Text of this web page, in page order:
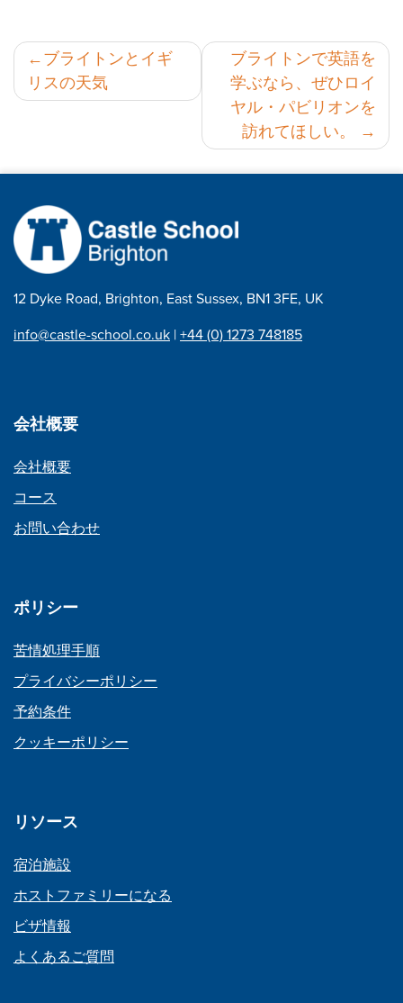
投
稿
ゲ
ー
シ
ョ
ン
ブライトンとイギ
リスの天気
ブライトンで英語を
学ぶなら、ぜひロイ
ヤル・パビリオンを
訪れてほしい。
12 Dyke Road, Brighton, East Sussex, BN1 3FE, UK
info@castle-school.co.uk |+44 (0) 1273 748185
会社概要
会社概要
コース
お問い合わせ
ポリシー
苦情処理手順
プライバシーポリシー
予約条件
クッキーポリシー
リソース
宿泊施設
ホストファミリーになる
ビザ情報
よくあるご質問